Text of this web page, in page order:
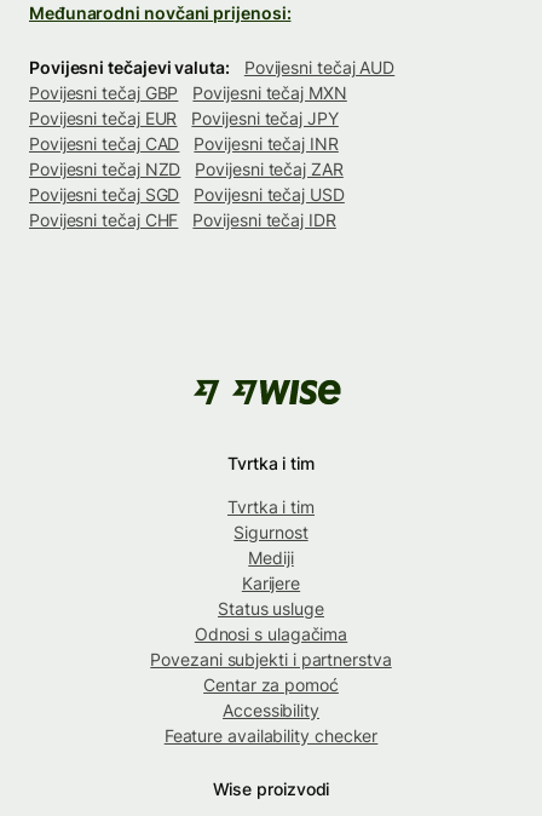
Međunarodni novčani prijenosi:
Povijesni tečajevi valuta:
Povijesni tečaj AUD
Povijesni tečaj GBP
Povijesni tečaj MXN
Povijesni tečaj EUR
Povijesni tečaj JPY
Povijesni tečaj CAD
Povijesni tečaj INR
Povijesni tečaj NZD
Povijesni tečaj ZAR
Povijesni tečaj SGD
Povijesni tečaj USD
Povijesni tečaj CHF
Povijesni tečaj IDR
Tvrtka i tim
Tvrtka i tim
Sigurnost
Mediji
Karijere
Status usluge
Odnosi s ulagačima
Povezani subjekti i partnerstva
Centar za pomoć
Accessibility
Feature availability checker
Wise proizvodi